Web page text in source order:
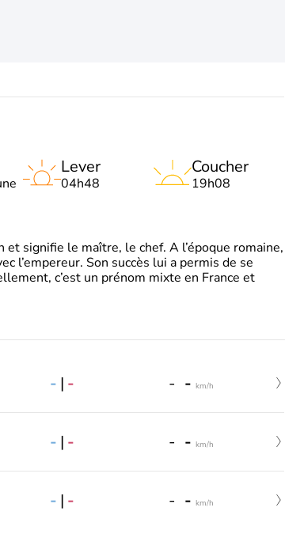
Lever
04h48
Coucher
19h08
signifie le maître, le chef. A l’époque romaine,
l’empereur. Son succès lui a permis de se
c’est un prénom mixte en France et
- | - - - km/h
- | - - - km/h
- | - - - km/h